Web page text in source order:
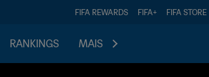
FIFA REWARDS FIFA+ FIFA STORE
RANKINGS MAIS